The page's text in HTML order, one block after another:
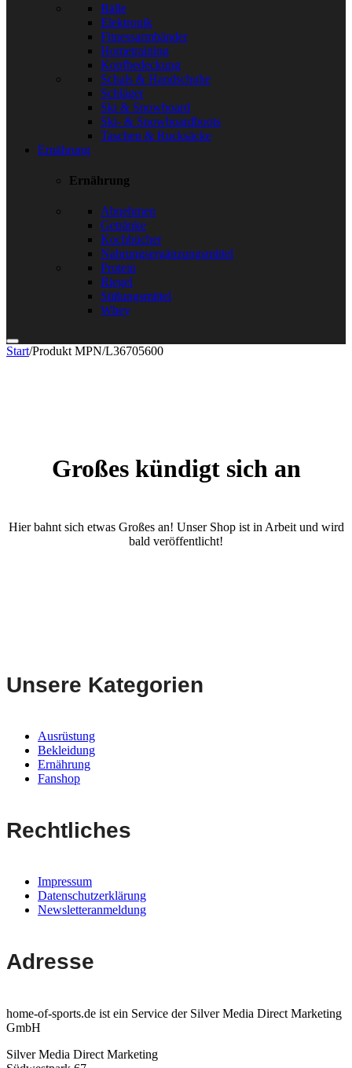
Bälle
Elektronik
Fitnessarmbänder
Hometraining
Kopfbedeckung
Schals & Handschuhe
Schläger
Ski & Snowboard
Ski- & Snowboardboots
Taschen & Rucksäcke
Ernährung
Ernährung
Abnehmen
Getränke
Kochbücher
Nahrungsergänzungsmittel
Protein
Riegel
Süßungsmittel
Whey
Start/Produkt MPN/L36705600
Großes kündigt sich an
Hier bahnt sich etwas Großes an! Unser Shop ist in Arbeit und wird
bald veröffentlicht!
Unsere Kategorien
Ausrüstung
Bekleidung
Ernährung
Fanshop
Rechtliches
Impressum
Datenschutzerklärung
Newsletteranmeldung
Adresse
home-of-sports.de ist ein Service der Silver Media Direct Marketing
GmbH
Silver Media Direct Marketing